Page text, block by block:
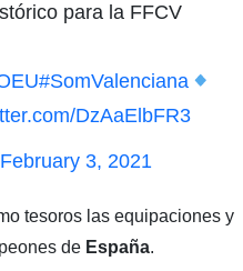
para la FFCV
#SomValenciana
DzAaElbFR3
February 3, 2021
tesoros las equipaciones y
de España.